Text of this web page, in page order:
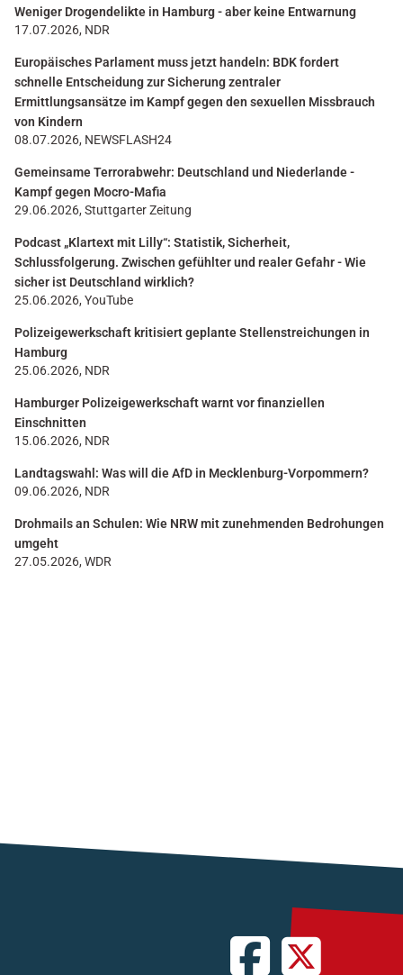
Weniger Drogendelikte in Hamburg - aber keine Entwarnung
17.07.2026, NDR
Europäisches Parlament muss jetzt handeln: BDK fordert
schnelle Entscheidung zur Sicherung zentraler
Ermittlungsansätze im Kampf gegen den sexuellen Missbrauch
von Kindern
08.07.2026, NEWSFLASH24
Gemeinsame Terrorabwehr: Deutschland und Niederlande -
Kampf gegen Mocro-Mafia
29.06.2026, Stuttgarter Zeitung
Podcast „Klartext mit Lilly“: Statistik, Sicherheit,
Schlussfolgerung. Zwischen gefühlter und realer Gefahr - Wie
sicher ist Deutschland wirklich?
25.06.2026, YouTube
Polizeigewerkschaft kritisiert geplante Stellenstreichungen in
Hamburg
25.06.2026, NDR
Hamburger Polizeigewerkschaft warnt vor finanziellen
Einschnitten
15.06.2026, NDR
Landtagswahl: Was will die AfD in Mecklenburg-Vorpommern?
09.06.2026, NDR
Drohmails an Schulen: Wie NRW mit zunehmenden Bedrohungen
umgeht
27.05.2026, WDR